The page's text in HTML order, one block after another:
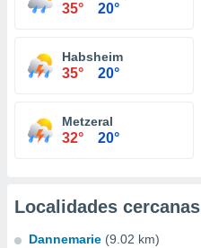
35° 20°
Habsheim
35° 20°
Metzeral
32° 20°
Localidades cercanas
Dannemarie (9.02 km)